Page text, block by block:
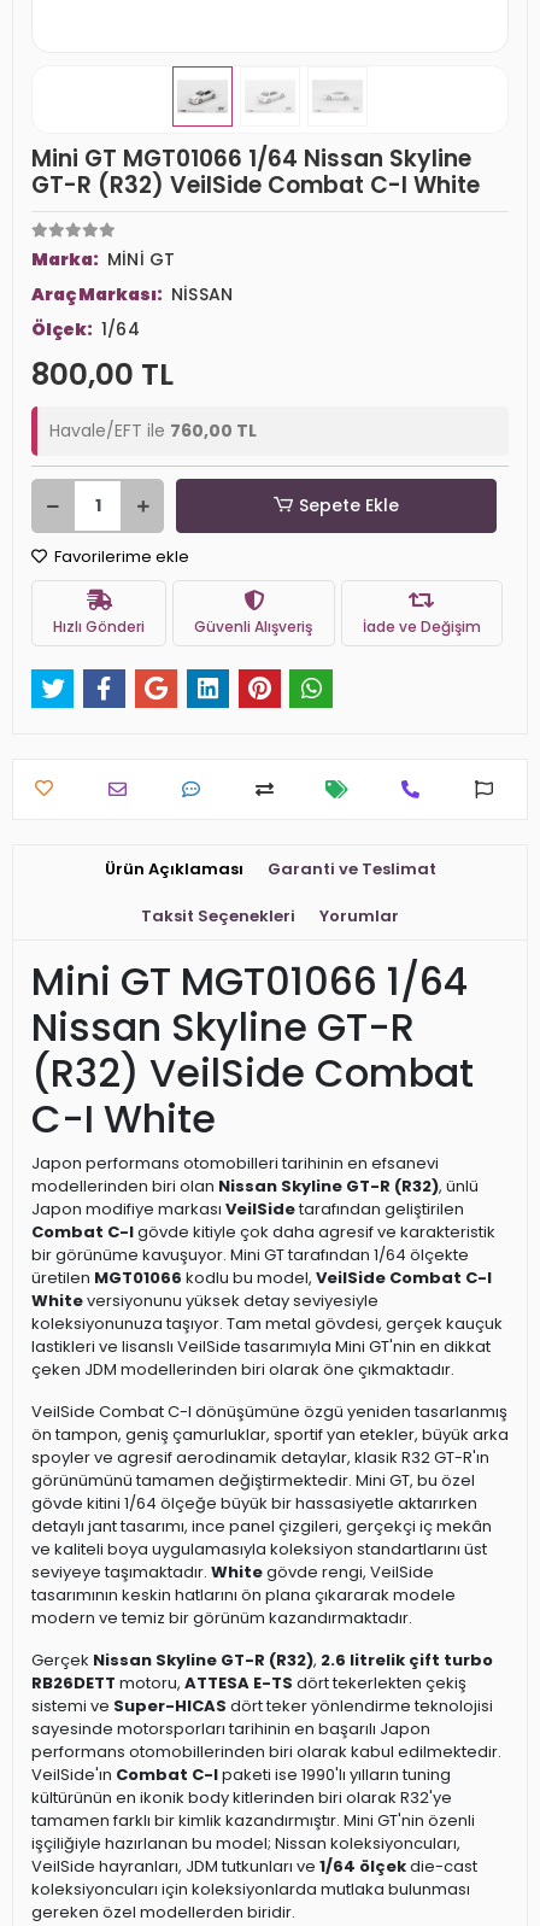
Mini GT MGT01066 1/64 Nissan Skyline
GT-R (R32) VeilSide Combat C-I White
Marka: MİNİ GT
Araç Markası: NİSSAN
Ölçek: 1/64
800,00 TL
Havale/EFT ile 760,00 TL
Sepete Ekle
Favorilerime ekle
Hızlı Gönderi Güvenli Alışveriş İade ve Değişim
Ürün Açıklaması Garanti ve Teslimat
Taksit Seçenekleri Yorumlar
Mini GT MGT01066 1/64
Nissan Skyline GT-R
(R32) VeilSide Combat
C-I White
Japon performans otomobilleri tarihinin en efsanevi
modellerinden biri olan Nissan Skyline GT-R (R32), ünlü
Japon modifiye markası VeilSidetarafından geliştirilen
Combat C-Igövde kitiyle çok daha agresif ve karakteristik
bir görünüme kavuşuyor. Mini GT tarafından 1/64 ölçekte
üretilen MGT01066 kodlu bu model, VeilSide Combat C-I
Whiteversiyonunu yüksek detay seviyesiyle
koleksiyonunuza taşıyor. Tam metal gövdesi, gerçek kauçuk
lastikleri ve lisanslı VeilSide tasarımıyla Mini GT'nin en dikkat
çeken JDM modellerinden biri olarak öne çıkmaktadır.
VeilSide Combat C-I dönüşümüne özgü yeniden tasarlanmış
ön tampon, geniş çamurluklar, sportif yan etekler, büyük arka
spoyler ve agresif aerodinamik detaylar, klasik R32 GT-R'ın
görünümünü tamamen değiştirmektedir. Mini GT, bu özel
gövde kitini 1/64 ölçeğe büyük bir hassasiyetle aktarırken
detaylı jant tasarımı, ince panel çizgileri, gerçekçi iç mekân
ve kaliteli boya uygulamasıyla koleksiyon standartlarını üst
seviyeye taşımaktadır. Whitegövde rengi, VeilSide
tasarımının keskin hatlarını ön plana çıkararak modele
modern ve temiz bir görünüm kazandırmaktadır.
Gerçek Nissan Skyline GT-R (R32), 2.6 litrelik çift turbo
RB26DETT motoru, ATTESA E-TS dört tekerlekten çekiş
sistemi ve Super-HICAS dört teker yönlendirme teknolojisi
sayesinde motorsporları tarihinin en başarılı Japon
performans otomobillerinden biri olarak kabul edilmektedir.
VeilSide'ın Combat C-Ipaketi ise 1990'lı yılların tuning
kültürünün en ikonik body kitlerinden biri olarak R32'ye
tamamen farklı bir kimlik kazandırmıştır. Mini GT'nin özenli
işçiliğiyle hazırlanan bu model; Nissan koleksiyoncuları,
VeilSide hayranları, JDM tutkunları ve 1/64 ölçekdie-cast
koleksiyoncuları için koleksiyonlarda mutlaka bulunması
gereken özel modellerden biridir.